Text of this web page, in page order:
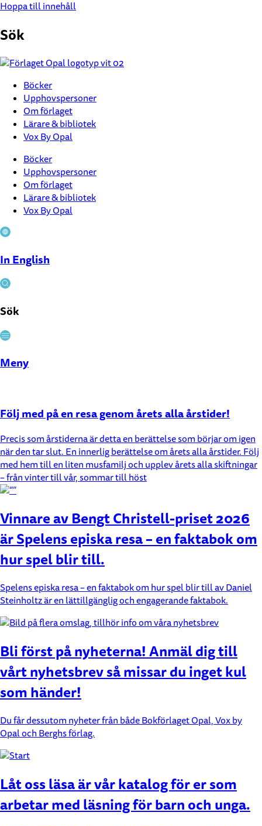
Hoppa till innehåll
Sök
Böcker
Upphovspersoner
Om förlaget
Lärare & bibliotek
Vox By Opal
Böcker
Upphovspersoner
Om förlaget
Lärare & bibliotek
Vox By Opal
In English
Sök
Stäng
Meny
Följ med på en resa genom årets alla årstider!
Precis som årstiderna är detta en berättelse som börjar om igen
när den tar slut. En innerlig berättelse om årets alla årstider. Följ
med hem till en liten musfamilj och upplev årets alla skiftningar
– från vinter till vår, sommar till höst
Vinnare av Bengt Christell-priset 2026
är Spelens episka resa – en faktabok om
hur spel blir till.
Spelens episka resa – en faktabok om hur spel blir till av Daniel
Steinholtz är en lättillgänglig och engagerande faktabok.
Bli först på nyheterna! Anmäl dig till
vårt nyhetsbrev så missar du inget kul
som händer!
Du får dessutom nyheter från både Bokförlaget Opal, Vox by
Opal och Berghs förlag.
Låt oss läsa är vår katalog för er som
arbetar med läsning för barn och unga.